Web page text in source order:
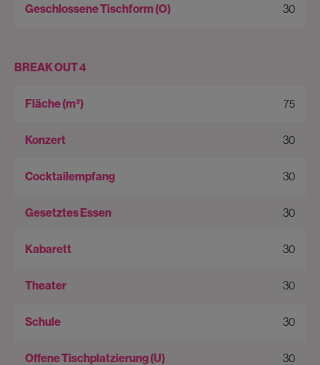
30
BREAK OUT 4
75
30
30
30
30
30
30
30